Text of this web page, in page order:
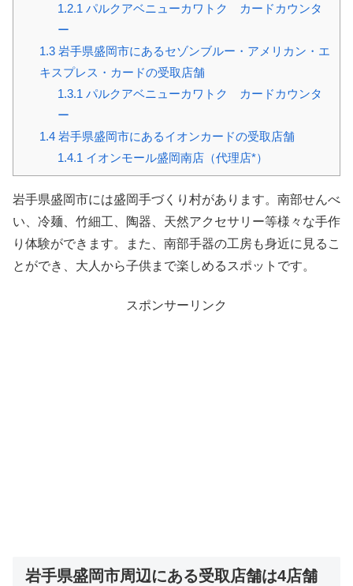
1.2.1 パルクアベニューカワトク カードカウンタ
ー
1.3岩手県盛岡市にあるセゾンブルー・アメリカン・エ
キスプレス・カードの受取店舗
1.3.1 パルクアベニューカワトク カードカウンタ
ー
1.4岩手県盛岡市にあるイオンカードの受取店舗
1.4.1 イオンモール盛岡南店（代理店*）
岩手県盛岡市には盛岡手づくり村があります。南部せんべ
い、冷麺、竹細工、陶器、天然アクセサリー等様々な手作
り体験ができます。また、南部手器の工房も身近に見るこ
とができ、大人から子供まで楽しめるスポットです。
スポンサーリンク
岩手県盛岡市周辺にある受取店舗は4店舗